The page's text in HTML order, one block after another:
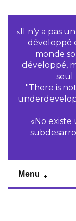
«Il n‘y a pas
développé
monde
développé,
seul
"There is
«No
Menu